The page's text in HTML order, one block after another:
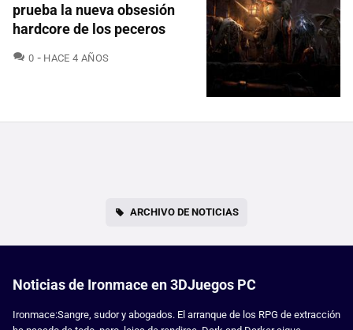
prueba la nueva obsesión
hardcore de los peceros
0 COMENTARIOS
HACE 4 AÑOS
ARCHIVO DE NOTICIAS
Noticias de Ironmace en 3DJuegos PC
Ironmace:Sangre, sudor y abogados. El arranque de los RPG de extracción